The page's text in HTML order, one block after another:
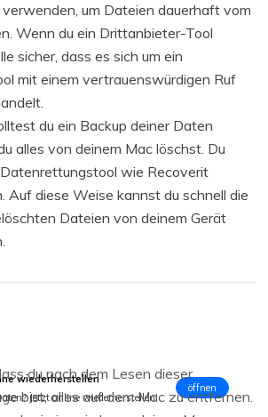
um Dateien dauerhaft vom
Wenn du ein Drittanbieter-Tool
sicher, dass es sich um ein
mit einem vertrauenswürdigen Ruf
du ein Backup deiner Daten
alles von deinem Mac löschst. Du
wie Recoverit
Auf diese Weise kannst du schnell die
Dateien von deinem Gerät
du nach dem Lesen dieser
bist, alles auf dem Mac zu entfernen.
wiederherstellen
Jetzt online wiederherstellen!
öffnen